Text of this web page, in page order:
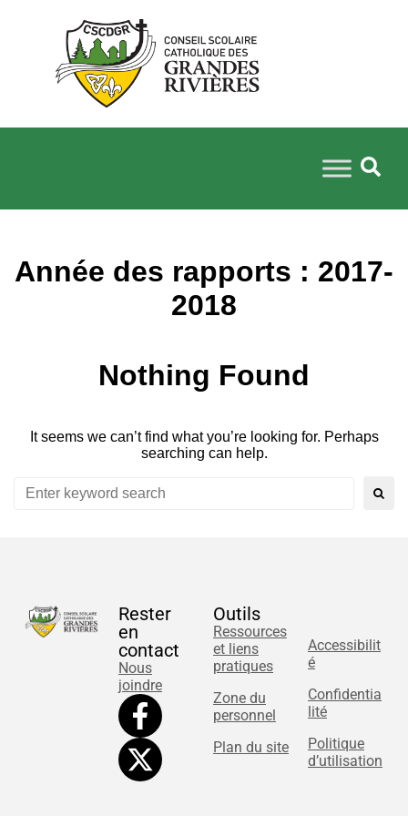
Année des rapports : 2017-
2018
Nothing Found
It seems we can’t find what you’re looking for. Perhaps
searching can help.
Rester
en
contact
Nous
joindre
Outils
Ressources
et liens
pratiques
Zone du
personnel
Plan du site
Accessibilit
é
Confidentia
lité
Politique
d’utilisation